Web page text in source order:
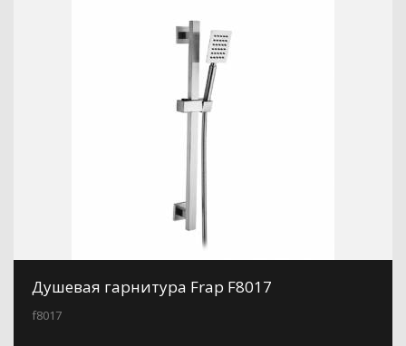
Душевая гарнитура Frap F8017
f8017